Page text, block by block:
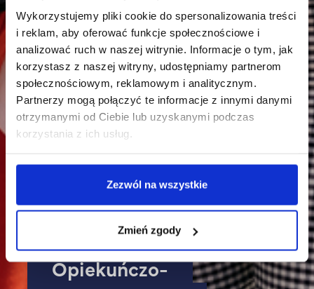
Wykorzystujemy pliki cookie do spersonalizowania treści
i reklam, aby oferować funkcje społecznościowe i
analizować ruch w naszej witrynie. Informacje o tym, jak
korzystasz z naszej witryny, udostępniamy partnerom
społecznościowym, reklamowym i analitycznym.
Partnerzy mogą połączyć te informacje z innymi danymi
otrzymanymi od Ciebie lub uzyskanymi podczas
korzystania z ich usług.
Zezwól na wszystkie
Zmień zgody
Opiekuńczo-